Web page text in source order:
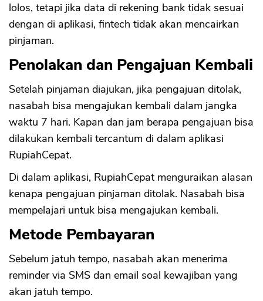
lolos, tetapi jika data di rekening bank tidak sesuai
dengan di aplikasi, fintech tidak akan mencairkan
pinjaman.
Penolakan dan Pengajuan Kembali
Setelah pinjaman diajukan, jika pengajuan ditolak,
nasabah bisa mengajukan kembali dalam jangka
waktu 7 hari. Kapan dan jam berapa pengajuan bisa
dilakukan kembali tercantum di dalam aplikasi
RupiahCepat.
Di dalam aplikasi, RupiahCepat menguraikan alasan
kenapa pengajuan pinjaman ditolak. Nasabah bisa
mempelajari untuk bisa mengajukan kembali.
Metode Pembayaran
Sebelum jatuh tempo, nasabah akan menerima
reminder via SMS dan email soal kewajiban yang
akan jatuh tempo.